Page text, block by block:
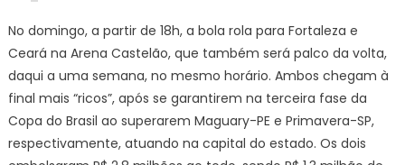
No domingo, a partir de 18h, a bola rola para Fortaleza e
Ceará na Arena Castelão, que também será palco da volta,
daqui a uma semana, no mesmo horário. Ambos chegam à
final mais “ricos”, após se garantirem na terceira fase da
Copa do Brasil ao superarem Maguary-PE e Primavera-SP,
respectivamente, atuando na capital do estado. Os dois